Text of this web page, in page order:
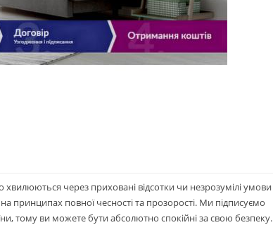
через приховані відсотки чи незрозумілі умови
принципах повної чесності та прозорості. Ми підписуємо
тому ви можете бути абсолютно спокійні за свою безпеку.